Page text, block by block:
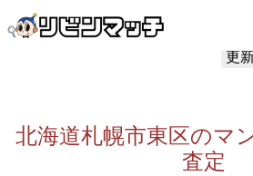
更
北海道札幌市東区のマ
査定